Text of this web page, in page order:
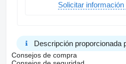
Solicitar información
Descripción proporcionada
Consejos de compra